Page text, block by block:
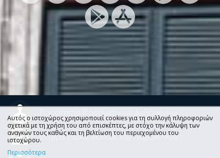
Προστασία Προσωπικών Δεδομένων
Φόρμα Επικοινωνίας και Παραπόνων
Αυτός ο ιστοχώρος χρησιμοποιεί cookies για τη συλλογή πληροφοριών
σχετικά με τη χρήση του από επισκέπτες, με στόχο την κάλυψη των
αναγκών τους καθώς και τη βελτίωση του περιεχομένου του
ιστοχώρου.
Περισσότερα